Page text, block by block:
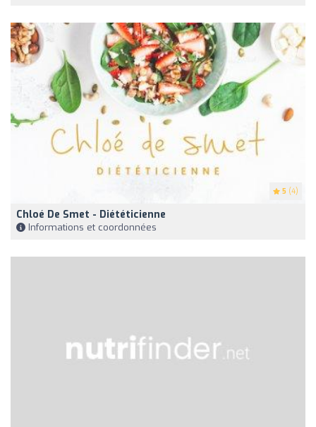
5 (4)
Chloé De Smet - Diététicienne
Informations et coordonnées